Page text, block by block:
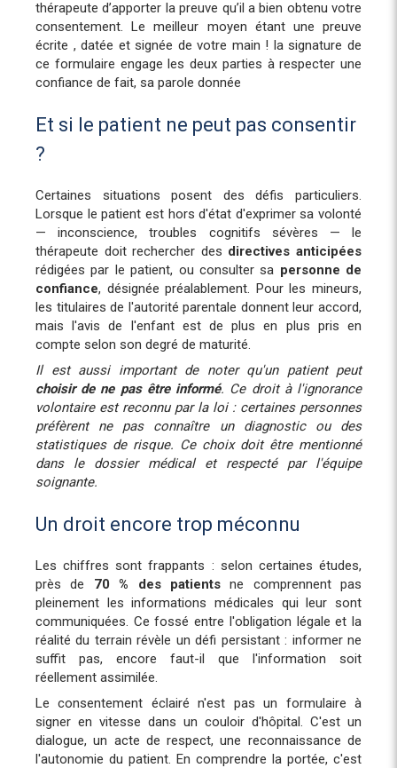
thérapeute d’apporter la preuve qu’il a bien obtenu votre
consentement. Le meilleur moyen étant une preuve
écrite , datée et signée de votre main ! la signature de
ce formulaire engage les deux parties à respecter une
confiance de fait, sa parole donnée
Et si le patient ne peut pas consentir
?
Certaines situations posent des défis particuliers.
Lorsque le patient est hors d'état d'exprimer sa volonté
— inconscience, troubles cognitifs sévères — le
thérapeute doit rechercher des directives anticipées
rédigées par le patient, ou consulter sa personne de
confiance, désignée préalablement. Pour les mineurs,
les titulaires de l'autorité parentale donnent leur accord,
mais l'avis de l'enfant est de plus en plus pris en
compte selon son degré de maturité.
Il est aussi important de noter qu'un patient peut
choisir de ne pas être informé. Ce droit à l'ignorance
volontaire est reconnu par la loi : certaines personnes
préfèrent ne pas connaître un diagnostic ou des
statistiques de risque. Ce choix doit être mentionné
dans le dossier médical et respecté par l'équipe
soignante.
Un droit encore trop méconnu
Les chiffres sont frappants : selon certaines études,
près de 70 % des patientsne comprennent pas
pleinement les informations médicales qui leur sont
communiquées. Ce fossé entre l'obligation légale et la
réalité du terrain révèle un défi persistant : informer ne
suffit pas, encore faut-il que l'information soit
réellement assimilée.
Le consentement éclairé n'est pas un formulaire à
signer en vitesse dans un couloir d'hôpital. C'est un
dialogue, un acte de respect, une reconnaissance de
l'autonomie du patient. En comprendre la portée, c'est